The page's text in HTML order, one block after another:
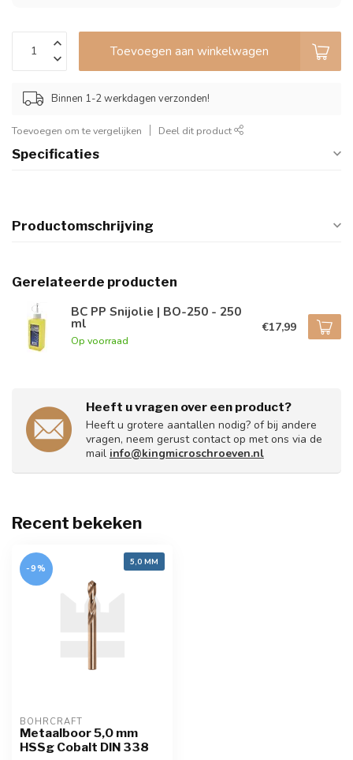
Toevoegen aan winkelwagen
Binnen 1-2 werkdagen verzonden!
Toevoegen om te vergelijken Deel dit product
Specificaties
Productomschrijving
Gerelateerde producten
BC PP Snijolie | BO-250 - 250
ml
Op voorraad
€17,99
Heeft u vragen over een product?
Heeft u grotere aantallen nodig? of bij andere
vragen, neem gerust contact op met ons via de
mail info@kingmicroschroeven.nl
Recent bekeken
5,0 MM
-9%
BOHRCRAFT
Metaalboor 5,0 mm
HSSg Cobalt DIN 338